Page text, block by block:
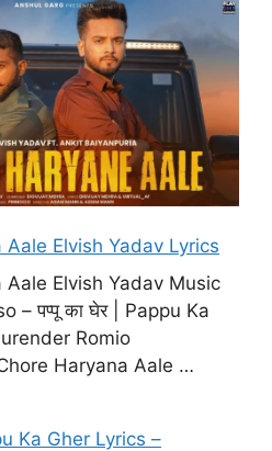
Aale Elvish Yadav Lyrics
Aale Elvish Yadav Music
– पप्पू का घेर | Pappu Ka
Romio
Haryana Aale …
Ka Gher Lyrics –